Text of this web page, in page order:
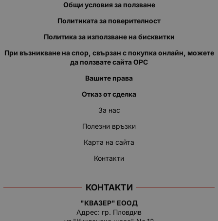
Общи условия за ползване
Политиката за поверителност
Политика за използване на бисквитки
При възникване на спор, свързан с покупка онлайн, можете
да ползвате сайта ОРС
Вашите права
Отказ от сделка
За нас
Полезни връзки
Карта на сайта
Контакти
КОНТАКТИ
"КВАЗЕР" ЕООД
Адрес: гр. Пловдив